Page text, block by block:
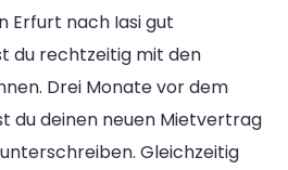
Erfurt nach Iasi gut
du rechtzeitig mit den
Drei Monate vor dem
du deinen neuen Mietvertrag
Gleichzeitig